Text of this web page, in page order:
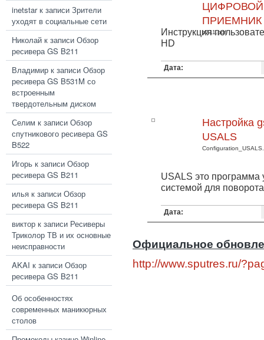
inetstarк записи Зрители
уходят в социальные сети
Николай к записи Обзор
ресивера GS B211
Владимир к записи Обзор
ресивера GS B531M со
встроенным
твердотельным диском
Селим к записи Обзор
спутникового ресивера GS
B522
Игорь к записи Обзор
ресивера GS B211
илья к записи Обзор
ресивера GS B211
виктор к записи Ресиверы
Триколор ТВ и их основные
неисправности
AKAI к записи Обзор
ресивера GS B211
Об особенностях
современных маникюрных
столов
ПРИЕМНИК
b211.pdf
Инструкция
HD
Дата:
Настройка
USALS
USALS это программа
системой для
Дата:
Официальное
http://www.sputres.ru/